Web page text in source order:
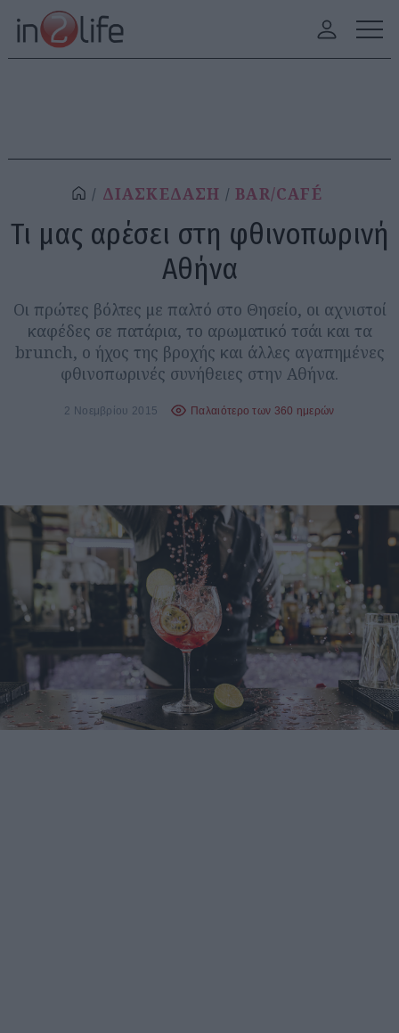
ΔΙΑΣΚΕΔΑΣΗ BAR/CAFÉ
Τι μας αρέσει στη φθινοπωρινή
Αθήνα
Οι πρώτες βόλτες με παλτό στο Θησείο, οι αχνιστοί
καφέδες σε πατάρια, το αρωματικό τσάι και τα
brunch, ο ήχος της βροχής και άλλες αγαπημένες
φθινοπωρινές συνήθειες στην Αθήνα.
2 Νοεμβρίου 2015 Παλαιότερο των 360 ημερών